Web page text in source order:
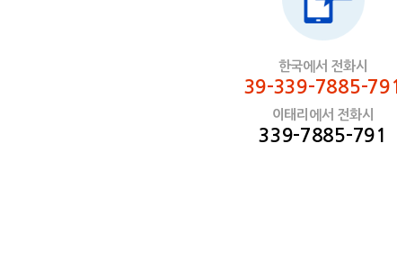
한국에서 전화시
39-339-7885-791
이태리에서 전화시
339-7885-791